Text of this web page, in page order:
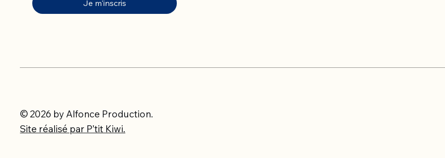
Je m'inscris
© 2026 by Alfonce Production.
Site réalisé par P’tit Kiwi.